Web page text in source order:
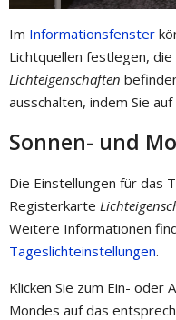
Im Informationsfenster
Lichtquellen festlegen,
Lichteigenschaften
ausschalten, indem Sie
Sonnen- und
Die Einstellungen für das
Registerkarte
Weitere Informationen
Tageslichteinstellungen.
Klicken Sie zum Ein- oder
Mondes auf das